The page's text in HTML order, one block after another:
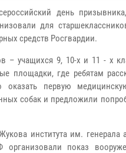
день
для
средств Росгвардии.
– учащихся 9, 10-х и 11 - х
площадки, где ребятам
оказать первую
собак и предложили
института им.
показ